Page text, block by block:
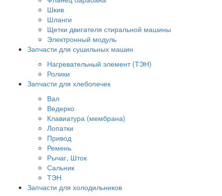
Шкив
Шланги
Щетки двигателя стиральной машины
Электронный модуль
Запчасти для сушильных машин
Нагревательный элемент (ТЭН)
Ролики
Запчасти для хлебопечек
Вал
Ведерко
Клавиатура (мембрана)
Лопатки
Привод
Ремень
Рычаг, Шток
Сальник
ТЭН
Запчасти для холодильников